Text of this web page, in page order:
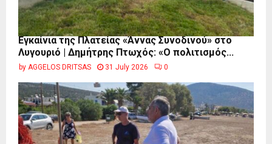
Εγκαίνια της Πλατείας «Άννας Συνοδινού» στο
Λυγουριό | Δημήτρης Πτωχός: «Ο πολιτισμός...
by AGGELOS DRITSAS 31 July 2026 0